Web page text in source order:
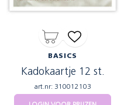
BASICS
Kadokaartje 12 st.
art.nr: 310012103